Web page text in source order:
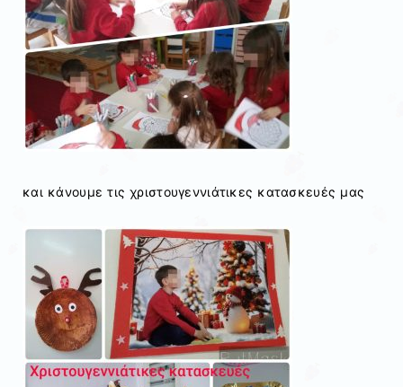
και κάνουμε τις χριστουγεννιάτικες κατασκευές μας